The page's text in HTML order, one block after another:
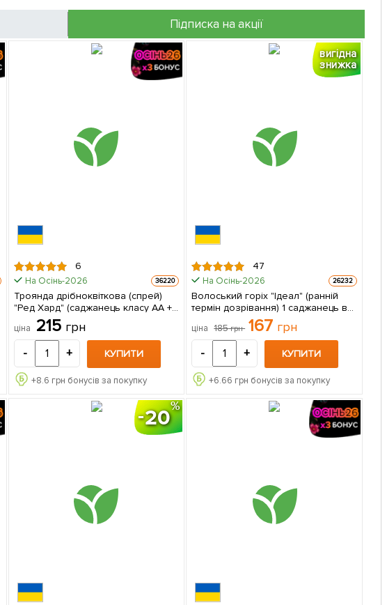
Підписка на акції
6
На Осінь-2026 36220
Троянда дрібноквіткова (спрей)
"Ред Хард" (саджанець класу АА +)
ціна 215 грн
- + КУПИТИ
+8.6 грн бонусів за покупку
вигідна
знижка
47
На Осінь-2026 26232
Волоський горіх "Ідеал" (ранній
термін дозрівання) 1 саджанець в
ціна 185грн 167 грн
- + КУПИТИ
+6.66 грн бонусів за покупку
20